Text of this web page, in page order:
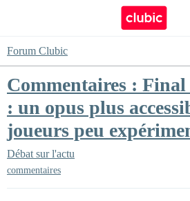
Forum Clubic
Commentaires :
: un opus plus
joueurs peu
Débat sur l'actu
commentaires